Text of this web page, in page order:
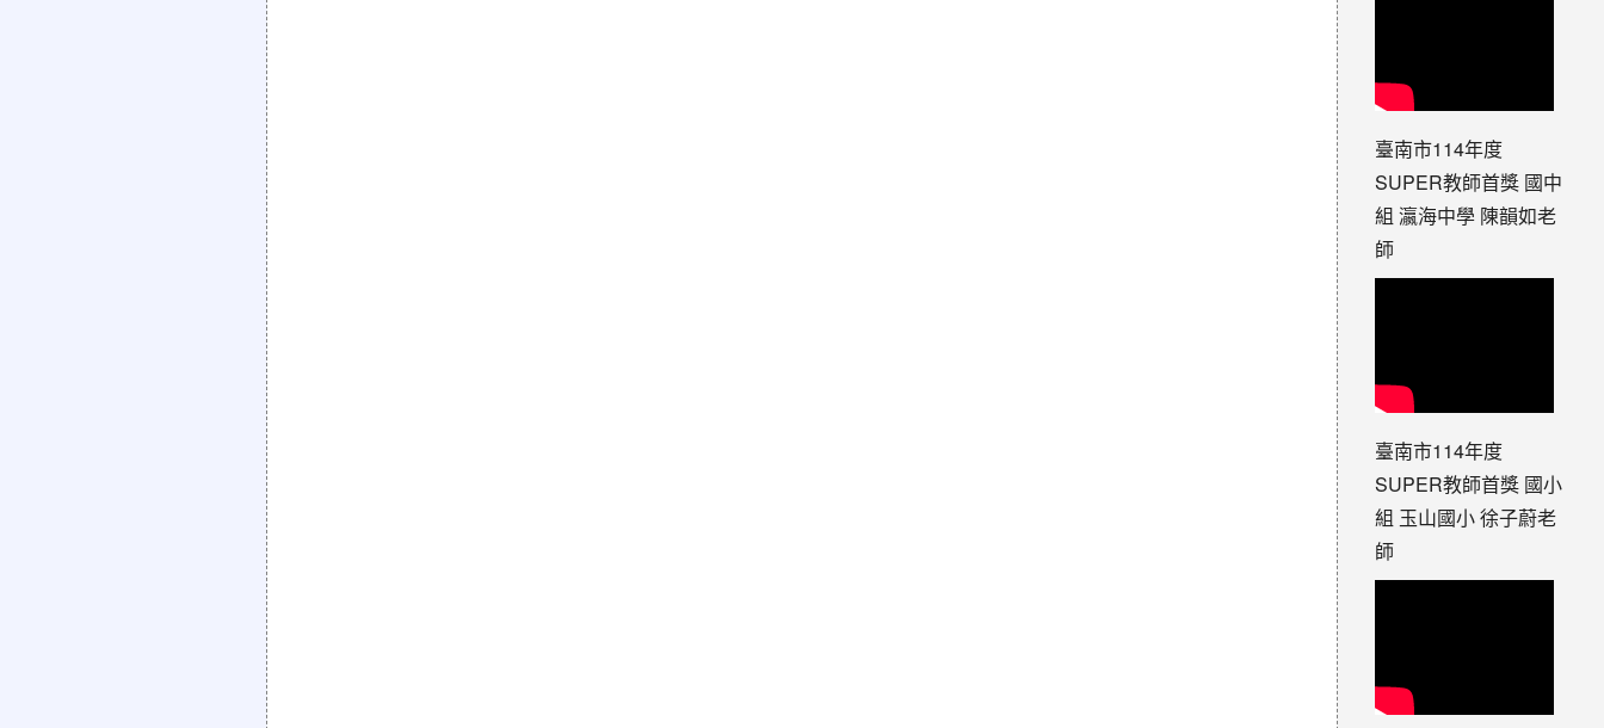
臺南市114年度
SUPER教師首獎 國中
組 瀛海中學 陳韻如老
師
臺南市114年度
SUPER教師首獎 國小
組 玉山國小 徐子蔚老
師